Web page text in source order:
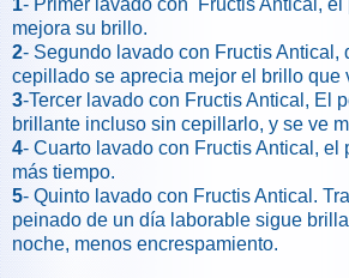
1- Primer lavado con Fructis Antical, el
mejora su brillo.
2- Segundo lavado con Fructis Antical,
cepillado se aprecia mejor el brillo que
3-Tercer lavado con Fructis Antical, El
brillante incluso sin cepillarlo, y se ve
4- Cuarto lavado con Fructis Antical, el
más tiempo.
5- Quinto lavado con Fructis Antical.
peinado de un día laborable sigue
noche, menos encrespamiento.